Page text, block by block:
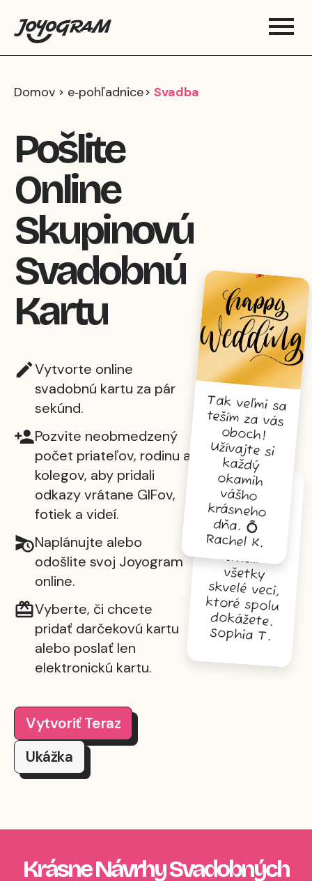
Domov e‑pohľadnice Svadba
Pošlite
Online
Skupinovú
Svadobnú
Kartu
Vytvorte online
svadobnú kartu za pár
sekúnd.
Pozvite neobmedzený
počet priateľov, rodinu a
kolegov, aby pridali
odkazy vrátane GIFov,
fotiek a videí.
Naplánujte alebo
odošlite svoj Joyogram
online.
Vyberte, či chcete
pridať darčekovú kartu
alebo poslať len
elektronickú kartu.
Vytvoriť Teraz
Ukážka
Tak veľmi sa
teším za vás
oboch!
Užívajte si
každý
okamih
vášho
krásneho
dňa. 💍
Rachel K.
Gratulujem
k svadbe!
Nemôžem sa
dočkať, až
uvidím
všetky
skvelé veci,
ktoré spolu
dokážete.
Sophia T.
Krásne Návrhy Svadobných